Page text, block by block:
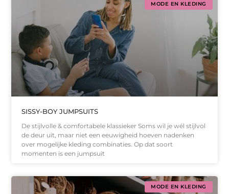
MODE EN KLEDING
SISSY-BOY JUMPSUITS
De stijlvolle & comfortabele klassieker Soms wil je wél stijlvol
de deur uit, maar niet een eeuwigheid hoeven nadenken
over mogelijke kleding combinaties. Op dat soort
momenten is een jumpsuit
MODE EN KLEDING